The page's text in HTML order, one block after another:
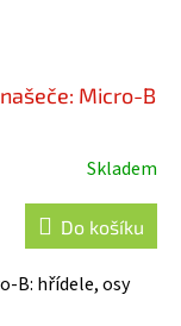
Micro-B
Skladem
Do košíku
B: hřídele, osy